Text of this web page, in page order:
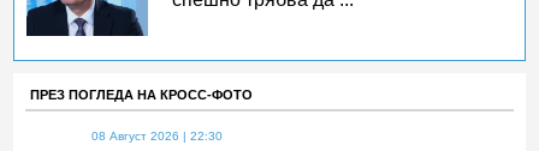
ПРЕЗ ПОГЛЕДА НА КРОСС-ФОТО
08 Август 2026 | 22:30